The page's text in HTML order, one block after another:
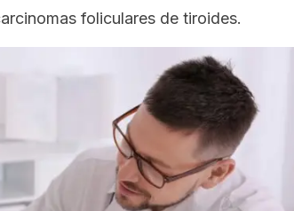
foliculares de tiroides.